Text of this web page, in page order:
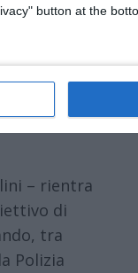
button at the
– rientra
di
tra
Polizia